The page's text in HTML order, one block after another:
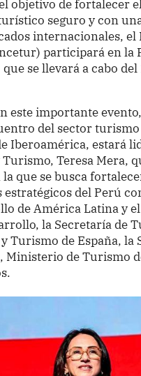
objetivo de fortalecer
seguro y con
internacionales,
participará en la
se llevará a cabo
este importante
del sector
Iberoamérica, estará
Teresa Mera,
que se busca
del Perú
de América Latina y
la Secretaría de
Turismo de España, la
Ministerio de Turismo